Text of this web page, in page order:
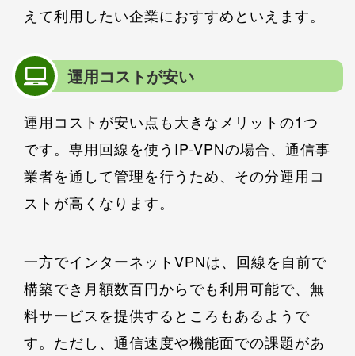
えて利用したい企業におすすめといえます。
運用コストが安い
運用コストが安い点も大きなメリットの1つ
です。専用回線を使うIP-VPNの場合、通信事
業者を通して管理を行うため、その分運用コ
ストが高くなります。
一方でインターネットVPNは、回線を自前で
構築でき月額数百円からでも利用可能で、無
料サービスを提供するところもあるようで
す。ただし、通信速度や機能面での課題があ